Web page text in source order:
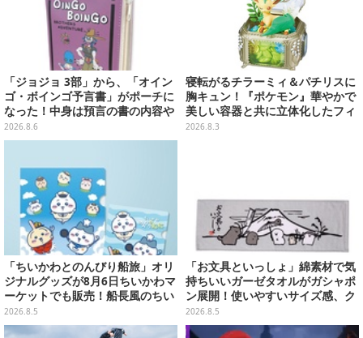
「ジョジョ 3部」から、「オイン
ゴ・ボインゴ予言書」がポーチに
なった！中身は預言の書の内容や
アニメ総柄デザインをプリント
2026.8.6
寝転がるチラーミィ＆パチリスに
胸キュン！『ポケモン』華やかで
美しい容器と共に立体化したフィ
ギュア全6種
2026.8.3
「ちいかわとのんびり船旅」オリ
ジナルグッズが8月6日ちいかわマ
ーケットでも販売！船長風のちい
かわやセイレーンたちをデザイン
した4商品
2026.8.5
「お文具といっしょ」綿素材で気
持ちいいガーゼタオルがガシャポ
ン展開！使いやすいサイズ感、ク
ールな和柄や可愛らしいお寿司な
ど全4種
2026.8.5